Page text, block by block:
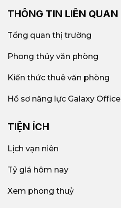
THÔNG TIN LIÊN QUAN
Tổng quan thị trường
Phong thủy văn phòng
Kiến thức thuê văn phòng
Hồ sơ năng lực Galaxy Office
TIỆN ÍCH
Lịch vạn niên
Tỷ giá hôm nay
Xem phong thuỷ